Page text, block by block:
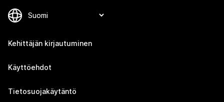
Kehittäjän kirjautuminen
Käyttöehdot
Tietosuojakäytäntö